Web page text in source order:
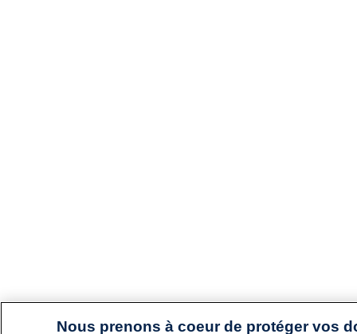
Nous prenons à coeur de protéger vos